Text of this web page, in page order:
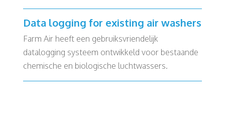
Data logging for existing air washers
Farm Air heeft een gebruiksvriendelijk
datalogging systeem ontwikkeld voor bestaande
chemische en biologische luchtwassers.